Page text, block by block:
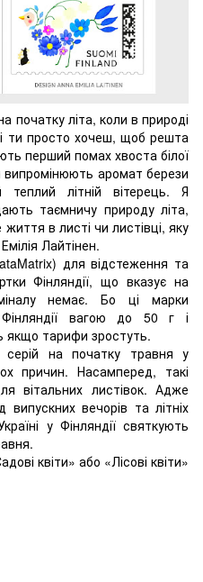
літа, коли в природі
ти просто хочеш, щоб решта
перший помах хвоста білої
випромінюють аромат берези
літній вітерець. Я
таємничу природу літа,
в листі чи листівці, яку
Лайтінен.
для відстеження та
Фінляндії, що вказує на
немає. Бо ці марки
вагою до 50 г і
якщо тарифи зростуть.
серій на початку травня у
причин. Насамперед, такі
вітальних листівок. Адже
вечорів та літніх
у Фінляндії святкують
квіти» або «Лісові квіти»